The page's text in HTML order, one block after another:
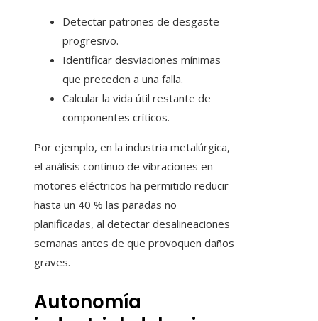
Detectar patrones de desgaste
progresivo.
Identificar desviaciones mínimas
que preceden a una falla.
Calcular la vida útil restante de
componentes críticos.
Por ejemplo, en la industria metalúrgica,
el análisis continuo de vibraciones en
motores eléctricos ha permitido reducir
hasta un 40 % las paradas no
planificadas, al detectar desalineaciones
semanas antes de que provoquen daños
graves.
Autonomía